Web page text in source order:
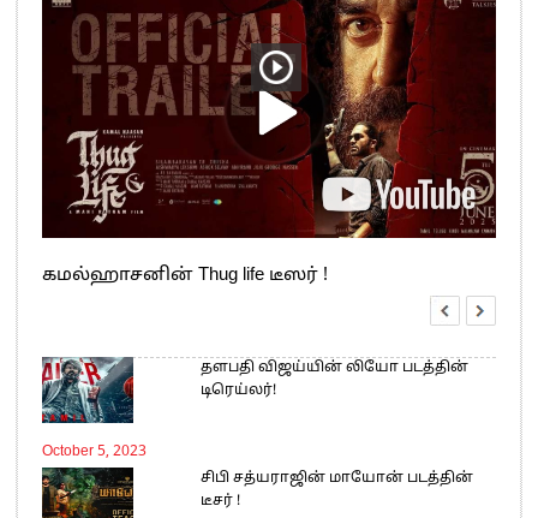
கமல்ஹாசனின் Thug life டீஸர் !
தளபதி விஜய்யின் லியோ படத்தின்
டிரெய்லர்!
October 5, 2023
சிபி சத்யராஜின் மாயோன் படத்தின்
டீசர் !